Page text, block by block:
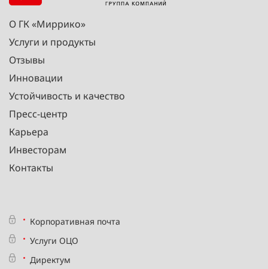
О ГК «Миррико»
Услуги и продукты
Отзывы
Инновации
Устойчивость и качество
Пресс-центр
Карьера
Инвесторам
Контакты
Корпоративная почта
Услуги ОЦО
Директум